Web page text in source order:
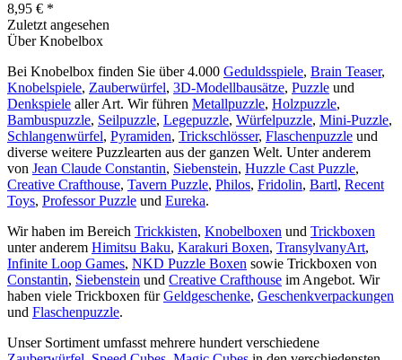
8,95 € *
Zuletzt angesehen
Über Knobelbox
Bei Knobelbox finden Sie über 4.000 Geduldsspiele, Brain Teaser,
Knobelspiele, Zauberwürfel, 3D-Modellbausätze, Puzzle und
Denkspiele aller Art. Wir führen Metallpuzzle, Holzpuzzle,
Bambuspuzzle, Seilpuzzle, Legepuzzle, Würfelpuzzle, Mini-Puzzle,
Schlangenwürfel, Pyramiden, Trickschlösser, Flaschenpuzzle und
diverse weitere Puzzlearten aus der ganzen Welt. Unter anderem
von Jean Claude Constantin, Siebenstein, Huzzle Cast Puzzle,
Creative Crafthouse, Tavern Puzzle, Philos, Fridolin, Bartl, Recent
Toys, Professor Puzzle und Eureka.
Wir haben im Bereich Trickkisten, Knobelboxen und Trickboxen
unter anderem Himitsu Baku, Karakuri Boxen, TransylvanyArt,
Infinite Loop Games, NKD Puzzle Boxen sowie Trickboxen von
Constantin, Siebenstein und Creative Crafthouse im Angebot. Wir
haben viele Trickboxen fürGeldgeschenke, Geschenkverpackungen
und Flaschenpuzzle.
Unser Sortiment umfasst mehrere hundert verschiedene